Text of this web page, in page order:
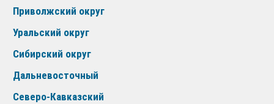
Приволжский округ
Уральский округ
Сибирский округ
Дальневосточный
Северо-Кавказский